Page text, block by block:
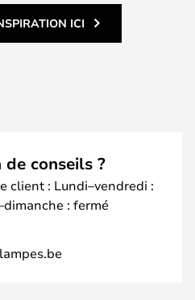
ICI
conseils ?
client : Lundi–vendredi :
: fermé